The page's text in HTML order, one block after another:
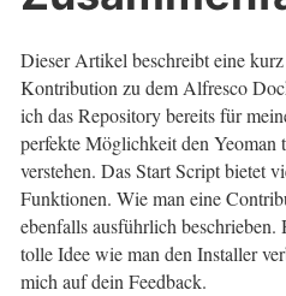
Dieser Artikel beschreibt eine
Kontribution zu dem Alfresco
ich das Repository bereits für
perfekte Möglichkeit den Yeoman
verstehen. Das Start Script bietet
Funktionen. Wie man eine
ebenfalls ausführlich beschrieben.
tolle Idee wie man den Installer
mich auf dein Feedback.